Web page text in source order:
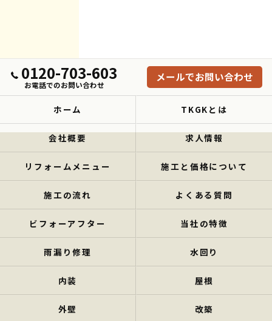
0120-703-603
お電話でのお問い合わせ
メールでお問い合わせ
ホーム TKGKとは
会社概要 求人情報
リフォームメニュー 施工と価格について
施工の流れ よくある質問
ビフォーアフター 当社の特徴
雨漏り修理 水回り
内装 屋根
外壁 改築